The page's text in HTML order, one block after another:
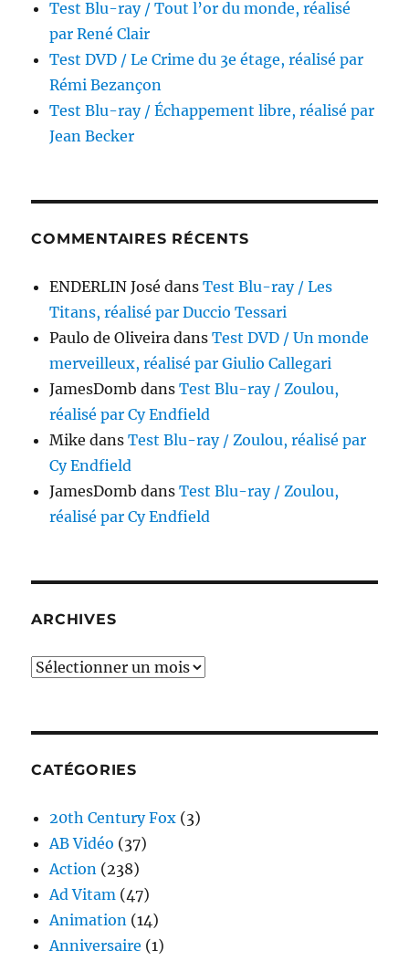
Test Blu-ray / Tout l’or du monde, réalisé
par René Clair
Test DVD / Le Crime du 3e étage, réalisé par
Rémi Bezançon
Test Blu-ray / Échappement libre, réalisé par
Jean Becker
COMMENTAIRES RÉCENTS
ENDERLIN José dansTest Blu-ray / Les
Titans, réalisé par Duccio Tessari
Paulo de Oliveira dansTest DVD / Un monde
merveilleux, réalisé par Giulio Callegari
JamesDomb dansTest Blu-ray / Zoulou,
réalisé par Cy Endfield
Mike dansTest Blu-ray / Zoulou, réalisé par
Cy Endfield
JamesDomb dansTest Blu-ray / Zoulou,
réalisé par Cy Endfield
ARCHIVES
Archives
CATÉGORIES
20th Century Fox (3)
AB Vidéo (37)
Action (238)
Ad Vitam (47)
Animation (14)
Anniversaire (1)